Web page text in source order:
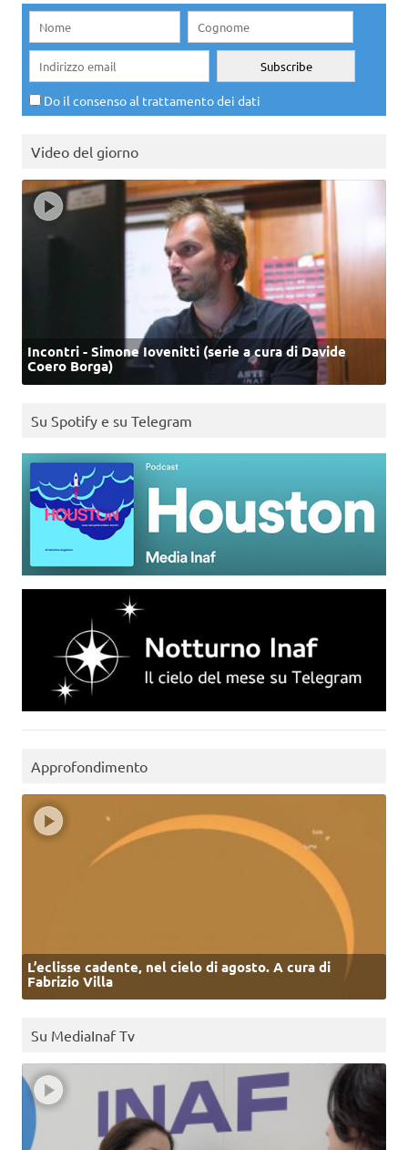
Do il consenso al trattamento dei dati
Video del giorno
Incontri - Simone Iovenitti (serie a cura di Davide
Coero Borga)
Su Spotify e su Telegram
Approfondimento
L’eclisse cadente, nel cielo di agosto. A cura di
Fabrizio Villa
Su MediaInaf Tv